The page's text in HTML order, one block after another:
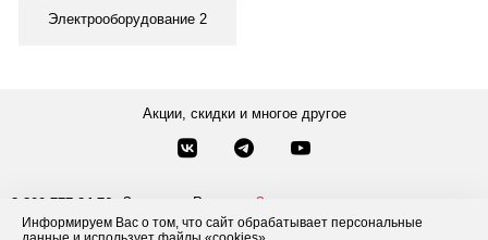
Информируем Вас о том, что сайт обрабатывает персональные
Электрооборудование 2
Акции, скидки и многое другое
8-800-777-84-76 Звонки по России
Заказать звонок
8 495 181-69-06
Москва